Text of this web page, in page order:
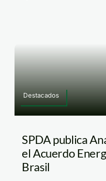
Destacados
SPDA publica
el Acuerdo
Brasil